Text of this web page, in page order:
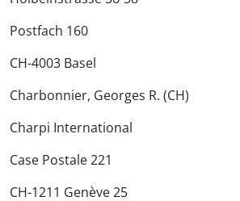
Postfach 160
CH-4003 Basel
Charbonnier, Georges R. (CH)
Charpi International
Case Postale 221
CH-1211 Genève 25